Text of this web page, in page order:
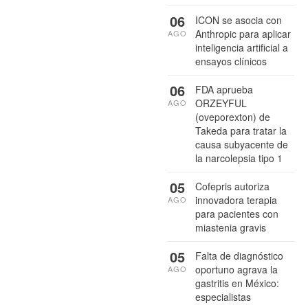
ICON se asocia con
Anthropic para aplicar
inteligencia artificial a
ensayos clínicos
06
AGO
FDA aprueba
ORZEYFUL
(oveporexton) de
Takeda para tratar la
causa subyacente de
la narcolepsia tipo 1
06
AGO
Cofepris autoriza
innovadora terapia
para pacientes con
miastenia gravis
05
AGO
Falta de diagnóstico
oportuno agrava la
gastritis en México:
especialistas
05
AGO